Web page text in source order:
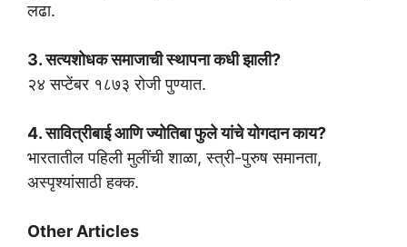
लढा.
3. सत्यशोधक समाजाची स्थापना कधी झाली?
२४ सप्टेंबर १८७३ रोजी पुण्यात.
4. सावित्रीबाई आणि ज्योतिबा फुले यांचे योगदान काय?
भारतातील पहिली मुलींची शाळा, स्त्री-पुरुष समानता,
अस्पृश्यांसाठी हक्क.
Other Articles